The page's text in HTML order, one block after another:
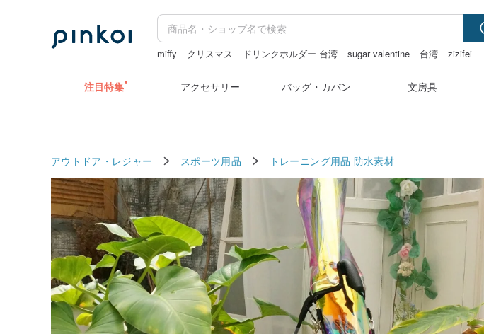
miffy クリスマス ドリンクホルダー 台湾 sugar valentine 台湾
zizifei
注目特集 アクセサリー バッグ・カバン 文房具
アウトドア・レジャー スポーツ用品 トレーニング用品 防水素材